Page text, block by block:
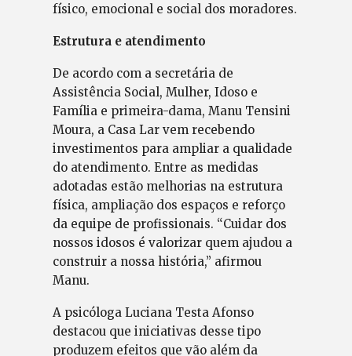
físico, emocional e social dos moradores.
Estrutura e atendimento
De acordo com a secretária de
Assistência Social, Mulher, Idoso e
Família e primeira-dama, Manu Tensini
Moura, a Casa Lar vem recebendo
investimentos para ampliar a qualidade
do atendimento. Entre as medidas
adotadas estão melhorias na estrutura
física, ampliação dos espaços e reforço
da equipe de profissionais. “Cuidar dos
nossos idosos é valorizar quem ajudou a
construir a nossa história,” afirmou
Manu.
A psicóloga Luciana Testa Afonso
destacou que iniciativas desse tipo
produzem efeitos que vão além da